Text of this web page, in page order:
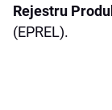
Rejestru
(EPREL).